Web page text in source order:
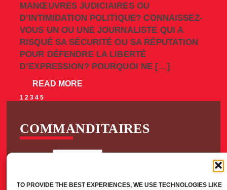
TO PROVIDE THE BEST EXPERIENCES, WE USE TECHNOLOGIES LIKE
MANŒUVRES JUDICIAIRES OU
D’INTIMIDATION POLITIQUE? CONNAISSEZ-
VOUS UN OU UNE JOURNALISTE QUI A
RISQUÉ SA SÉCURITÉ OU SA RÉPUTATION
POUR DÉFENDRE LA LIBERTÉ
D’EXPRESSION? POURQUOI NE […]
READ MORE
PAGINATION
PUBLICATIONS
1 2 3 4 5
COMMANDITAIRES